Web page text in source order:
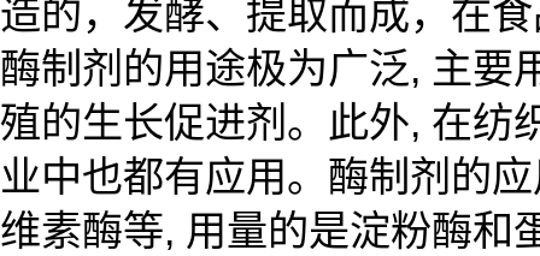
造的，发酵、提取而成，在
酶制剂的用途极为广泛, 主要
殖的生长促进剂。此外, 在纺
业中也都有应用。酶制剂的
维素酶等, 用量的是淀粉酶和